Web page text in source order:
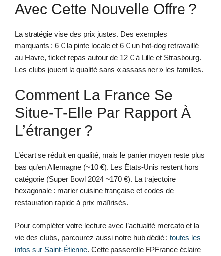
Avec Cette Nouvelle Offre ?
La stratégie vise des prix justes. Des exemples
marquants : 6 € la pinte locale et 6 € un hot-dog retravaillé
au Havre, ticket repas autour de 12 € à Lille et Strasbourg.
Les clubs jouent la qualité sans « assassiner » les familles.
Comment La France Se
Situe-T‑elle Par Rapport À
L’étranger ?
L’écart se réduit en qualité, mais le panier moyen reste plus
bas qu’en Allemagne (~10 €). Les États‑Unis restent hors
catégorie (Super Bowl 2024 ~170 €). La trajectoire
hexagonale : marier cuisine française et codes de
restauration rapide à prix maîtrisés.
Pour compléter votre lecture avec l’actualité mercato et la
vie des clubs, parcourez aussi notre hub dédié : toutes les
infos sur Saint‑Étienne. Cette passerelle FPFrance éclaire